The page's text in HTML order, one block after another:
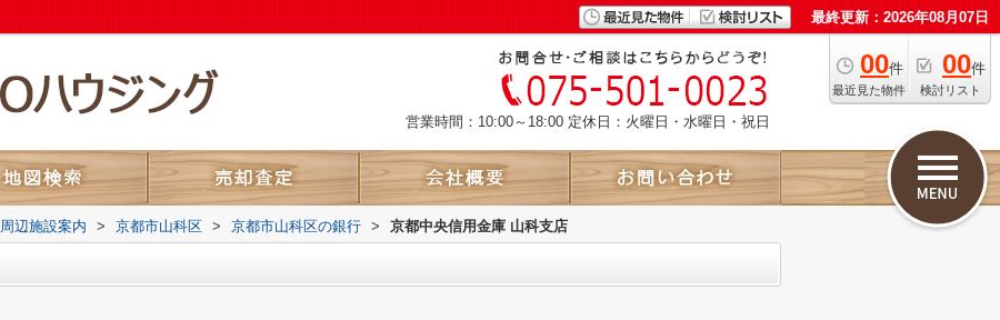
最終更新：2026年08月07日
00件
最近見た物件
00件
検討リスト
営業時間：10:00～18:00 定休日：火曜日・水曜日・祝日
周辺施設案内 > 京都市山科区 > 京都市山科区の銀行 > 京都中央信用金庫 山科支店